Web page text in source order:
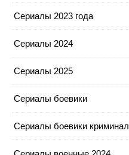
Сериалы 2023 года
Сериалы 2024
Сериалы 2025
Сериалы боевики
Сериалы боевики криминал